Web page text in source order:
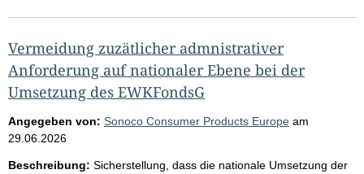
Vermeidung zuzätlicher admnistrativer
Anforderung auf nationaler Ebene bei der
Umsetzung des EWKFondsG
Angegeben von: Sonoco Consumer Products Europe am
29.06.2026
Beschreibung: Sicherstellung, dass die nationale Umsetzung der